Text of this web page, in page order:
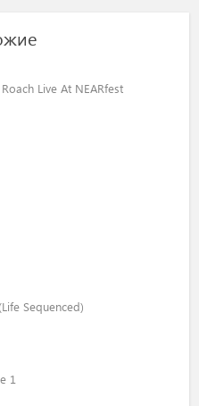
Live At NEARfest
Sequenced)
1